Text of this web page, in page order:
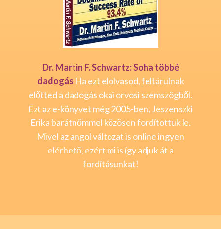
Dr. Martin F. Schwartz: Soha többé
dadogás Ha ezt elolvasod, feltárulnak
előtted a dadogás okai orvosi szemszögből.
Ezt az e-könyvet még 2005-ben, Jeszenszki
Erika barátnőmmel közösen fordítottuk le.
Mivel az angol változat is online ingyen
elérhető, ezért mi is így adjuk át a
fordításunkat!